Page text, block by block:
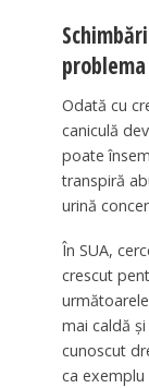
problema
Odată cu
caniculă
poate
transpiră
urină
În SUA,
crescut
mai caldă
cunoscut
ca